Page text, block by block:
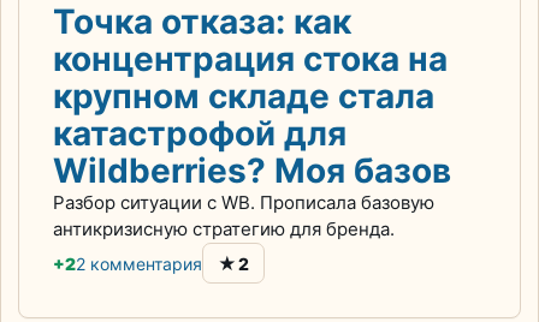
Точка отказа: как
концентрация стока на
крупном складе стала
катастрофой для
Wildberries? Моя базов
Разбор ситуации с WB. Прописала базовую
антикризисную стратегию для бренда.
+22 комментария ★2